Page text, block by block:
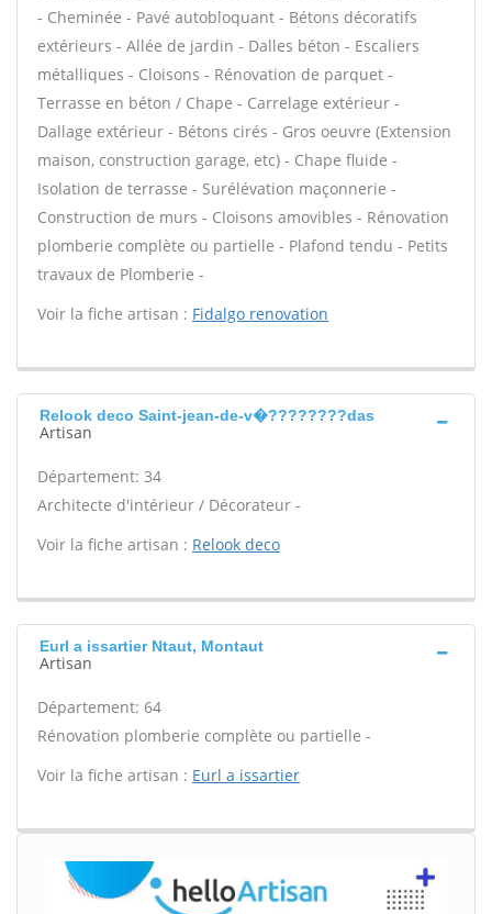
- Cheminée - Pavé autobloquant - Bétons décoratifs
extérieurs - Allée de jardin - Dalles béton - Escaliers
métalliques - Cloisons - Rénovation de parquet -
Terrasse en béton / Chape - Carrelage extérieur -
Dallage extérieur - Bétons cirés - Gros oeuvre (Extension
maison, construction garage, etc) - Chape fluide -
Isolation de terrasse - Surélévation maçonnerie -
Construction de murs - Cloisons amovibles - Rénovation
plomberie complète ou partielle - Plafond tendu - Petits
travaux de Plomberie -
Voir la fiche artisan : Fidalgo renovation
Relook deco Saint-jean-de-v�????????das
Artisan
Département: 34
Architecte d'intérieur / Décorateur -
Voir la fiche artisan : Relook deco
Eurl a issartier Ntaut, Montaut
Artisan
Département: 64
Rénovation plomberie complète ou partielle -
Voir la fiche artisan : Eurl a issartier